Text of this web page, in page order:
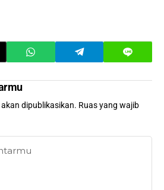
dipublikasikan. Ruas yang wajib